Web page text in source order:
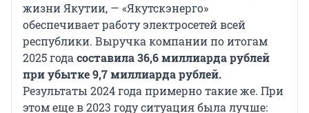
жизни Якутии, — «Якутскэнерго»
обеспечивает работу электросетей всей
республики. Выручка компании по итогам
2025 годасоставила 36,6 миллиарда рублей
при убытке 9,7 миллиарда рублей.
Результаты 2024 года примерно такие же. При
этом еще в 2023 году ситуация была лучше: